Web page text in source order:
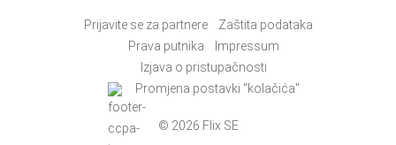
Prijavite se za partnere
Zaštita podataka
Prava putnika
Impressum
Izjava o pristupačnosti
Promjena postavki "kolačića"
© 2026 Flix SE